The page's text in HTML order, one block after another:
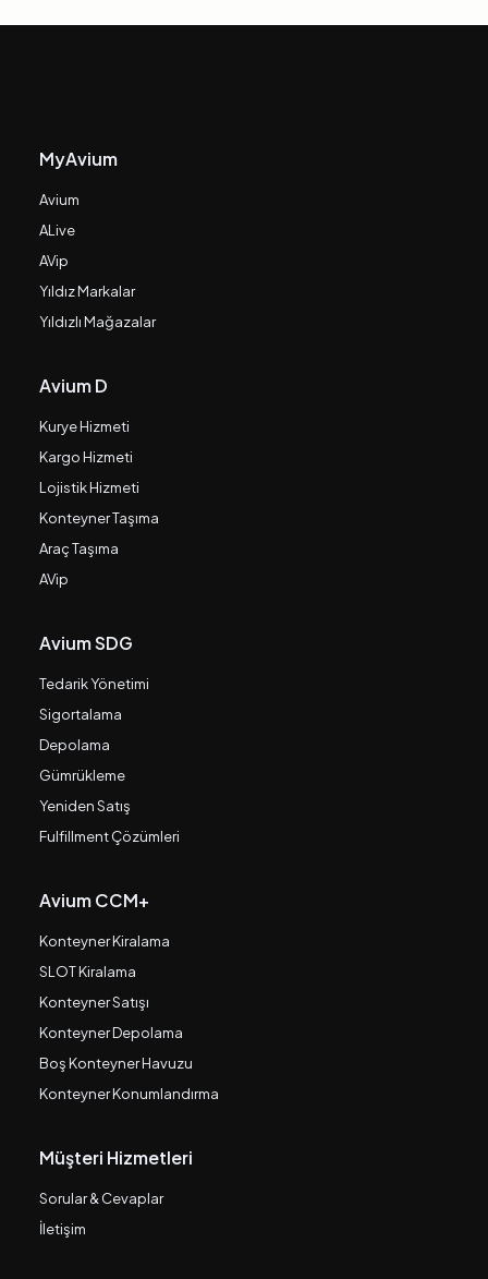
MyAvium
Avium
ALive
AVip
Yıldız Markalar
Yıldızlı Mağazalar
Avium D
Kurye Hizmeti
Kargo Hizmeti
Lojistik Hizmeti
Konteyner Taşıma
Araç Taşıma
AVip
Avium SDG
Tedarik Yönetimi
Sigortalama
Depolama
Gümrükleme
Yeniden Satış
Fulfillment Çözümleri
Avium CCM+
Konteyner Kiralama
SLOT Kiralama
Konteyner Satışı
Konteyner Depolama
Boş Konteyner Havuzu
Konteyner Konumlandırma
Müşteri Hizmetleri
Sorular & Cevaplar
İletişim